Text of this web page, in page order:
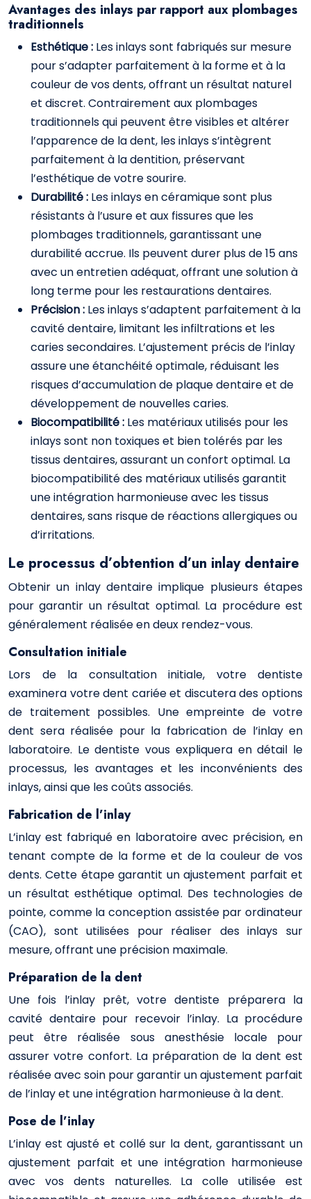
Avantages des inlays par rapport aux plombages
traditionnels
Esthétique : Les inlays sont fabriqués sur mesure
pour s’adapter parfaitement à la forme et à la
couleur de vos dents, offrant un résultat naturel
et discret. Contrairement aux plombages
traditionnels qui peuvent être visibles et altérer
l’apparence de la dent, les inlays s’intègrent
parfaitement à la dentition, préservant
l’esthétique de votre sourire.
Durabilité : Les inlays en céramique sont plus
résistants à l’usure et aux fissures que les
plombages traditionnels, garantissant une
durabilité accrue. Ils peuvent durer plus de 15 ans
avec un entretien adéquat, offrant une solution à
long terme pour les restaurations dentaires.
Précision : Les inlays s’adaptent parfaitement à la
cavité dentaire, limitant les infiltrations et les
caries secondaires. L’ajustement précis de l’inlay
assure une étanchéité optimale, réduisant les
risques d’accumulation de plaque dentaire et de
développement de nouvelles caries.
Biocompatibilité : Les matériaux utilisés pour les
inlays sont non toxiques et bien tolérés par les
tissus dentaires, assurant un confort optimal. La
biocompatibilité des matériaux utilisés garantit
une intégration harmonieuse avec les tissus
dentaires, sans risque de réactions allergiques ou
d’irritations.
Le processus d’obtention d’un inlay dentaire
Obtenir un inlay dentaire implique plusieurs étapes
pour garantir un résultat optimal. La procédure est
généralement réalisée en deux rendez-vous.
Consultation initiale
Lors de la consultation initiale, votre dentiste
examinera votre dent cariée et discutera des options
de traitement possibles. Une empreinte de votre
dent sera réalisée pour la fabrication de l’inlay en
laboratoire. Le dentiste vous expliquera en détail le
processus, les avantages et les inconvénients des
inlays, ainsi que les coûts associés.
Fabrication de l’inlay
L’inlay est fabriqué en laboratoire avec précision, en
tenant compte de la forme et de la couleur de vos
dents. Cette étape garantit un ajustement parfait et
un résultat esthétique optimal. Des technologies de
pointe, comme la conception assistée par ordinateur
(CAO), sont utilisées pour réaliser des inlays sur
mesure, offrant une précision maximale.
Préparation de la dent
Une fois l’inlay prêt, votre dentiste préparera la
cavité dentaire pour recevoir l’inlay. La procédure
peut être réalisée sous anesthésie locale pour
assurer votre confort. La préparation de la dent est
réalisée avec soin pour garantir un ajustement parfait
de l’inlay et une intégration harmonieuse à la dent.
Pose de l’inlay
L’inlay est ajusté et collé sur la dent, garantissant un
ajustement parfait et une intégration harmonieuse
avec vos dents naturelles. La colle utilisée est